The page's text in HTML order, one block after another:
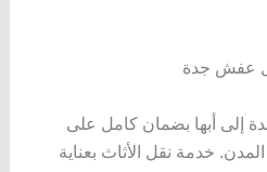
إلى أبها بضمان كامل على
المدن. خدمة نقل الأثاث بعناية